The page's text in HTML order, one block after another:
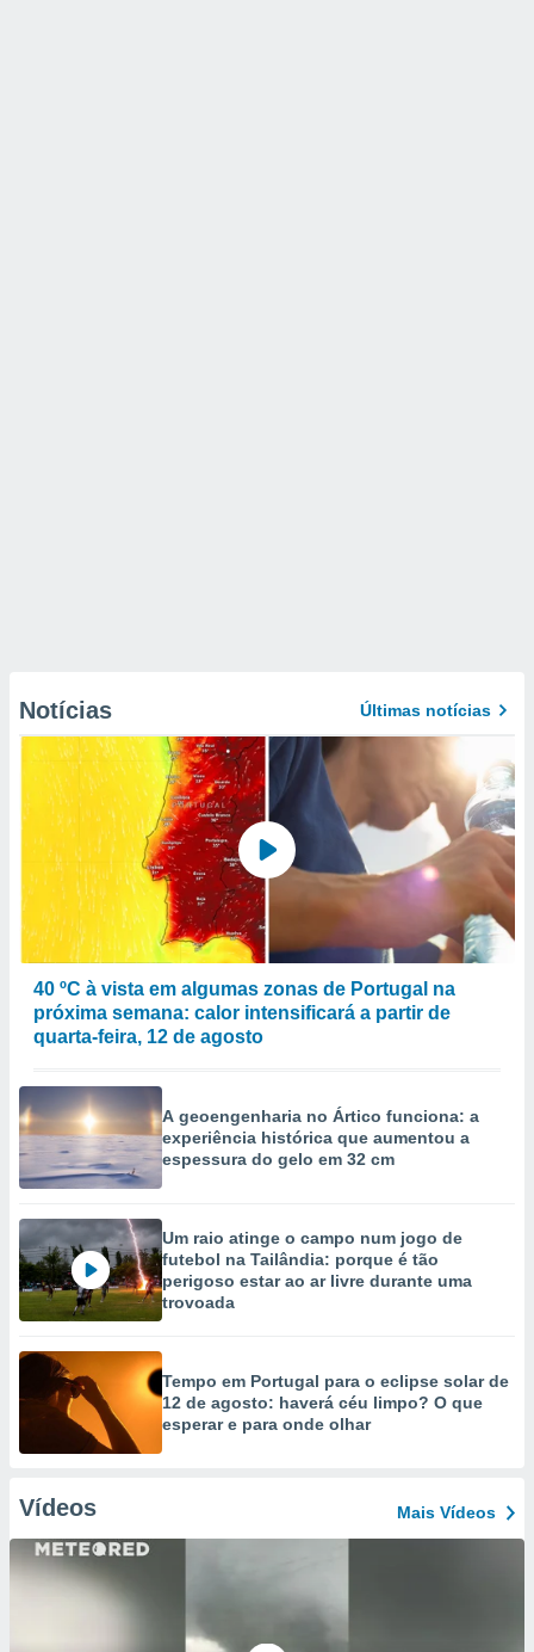
Notícias Últimas notícias
40 ºC à vista em algumas zonas de Portugal na
próxima semana: calor intensificará a partir de
quarta-feira, 12 de agosto
A geoengenharia no Ártico funciona: a
experiência histórica que aumentou a
espessura do gelo em 32 cm
Um raio atinge o campo num jogo de
futebol na Tailândia: porque é tão
perigoso estar ao ar livre durante uma
trovoada
Tempo em Portugal para o eclipse solar de
12 de agosto: haverá céu limpo? O que
esperar e para onde olhar
Vídeos Mais Vídeos